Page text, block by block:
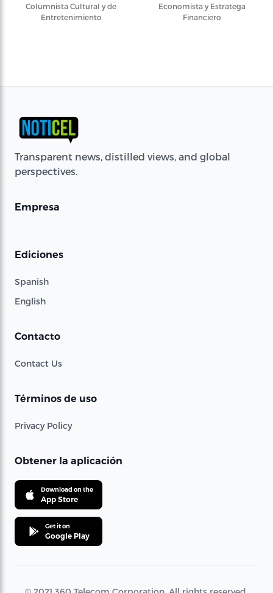
Columnista Cultural y de
Entretenimiento
Economista y Estratega
Financiero
Transparent news, distilled views, and global
perspectives.
Empresa
Ediciones
Spanish
English
Contacto
Contact Us
Términos de uso
Privacy Policy
Obtener la aplicación
Download on the
App Store
Get it on
Google Play